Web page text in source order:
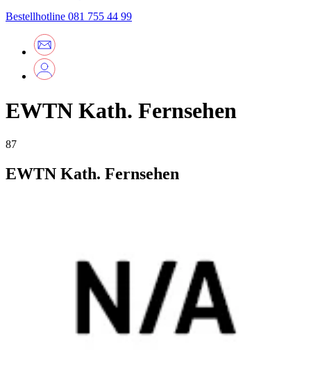
Bestellhotline 081 755 44 99
EWTN Kath. Fernsehen
87
EWTN Kath. Fernsehen